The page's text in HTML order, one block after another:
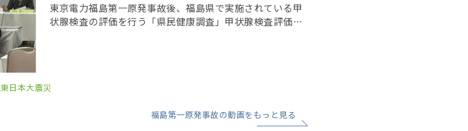
東京電力福島第一原発事故後、福島県で実施されている甲
状腺検査の評価を行う「県民健康調査」甲状腺検査評価部
東日本大震災
福島第一原発事故の動画をもっと見る